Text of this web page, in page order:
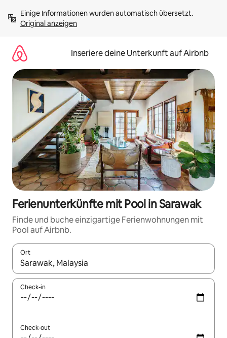
Inhalten
springenOriginal anzeigen
Inseriere deine Unterkunft auf Airbnb
Ferienunterkünfte mit Pool in Sarawak
Finde und buche einzigartige Ferienwohnungen mit
Pool auf Airbnb.
Ort
Wenn Ergebnisse verfügbar sind, navigiere mit den
Check-in
Check-out